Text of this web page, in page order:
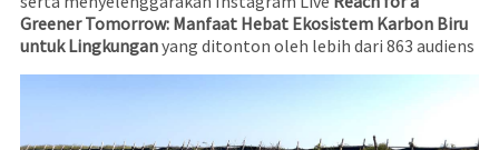
Greener Tomorrow: Manfaat Hebat Ekosistem Karbon Biru
untuk Lingkunganyang ditonton oleh lebih dari 863 audiens